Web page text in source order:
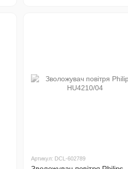
Артикул: DCL-602789